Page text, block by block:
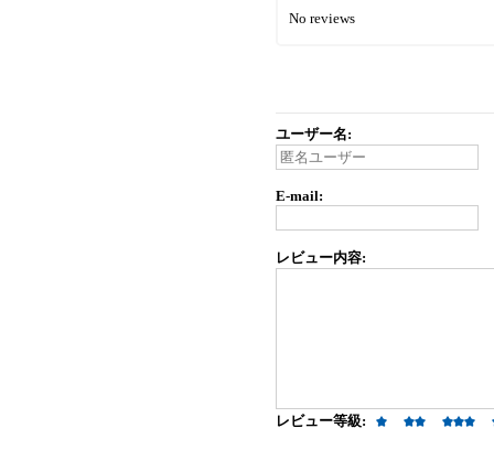
No reviews
ユーザー名:
E-mail:
レビュー内容:
レビュー等級: